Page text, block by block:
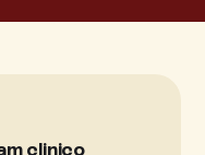
clinico